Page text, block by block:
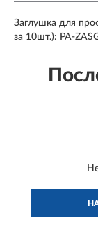
Заглушка для
за 10шт.): PA-